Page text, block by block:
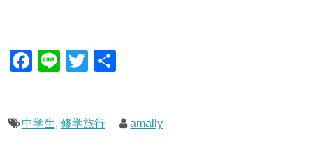
F
e
Li
T
er
中学生, 修学旅行 amally